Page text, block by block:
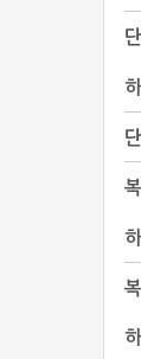
하
하
하